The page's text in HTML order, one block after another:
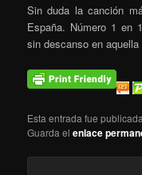
Sin duda la canción
España. Número 1 en
sin descanso en aquella
Esta entrada fue
Guarda elenlace